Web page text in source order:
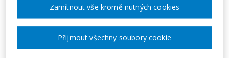
TERMÍN
18. 02. 2027
Zamítnout vše kromě nutných cookies
Přijmout všechny soubory cookie